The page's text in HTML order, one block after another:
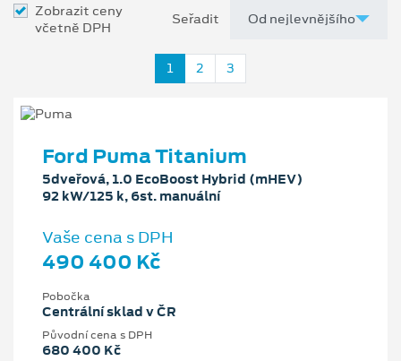
Zobrazit ceny
včetně DPH
Seřadit
1 2 3
Ford Puma Titanium
5dveřová, 1.0 EcoBoost Hybrid (mHEV)
92 kW/125 k, 6st. manuální
Vaše cena s DPH
490 400 Kč
Pobočka
Centrální sklad v ČR
Původní cena s DPH
680 400 Kč